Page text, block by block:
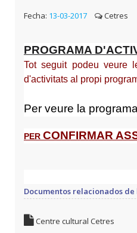
Fecha: 13-03-2017 Cetres
PROGRAMA
Tot seguit podeu veure
d'activitats al propi
Per veure la
PER CONFIRMAR
Documentos relacionados
Centre cultural Cetres